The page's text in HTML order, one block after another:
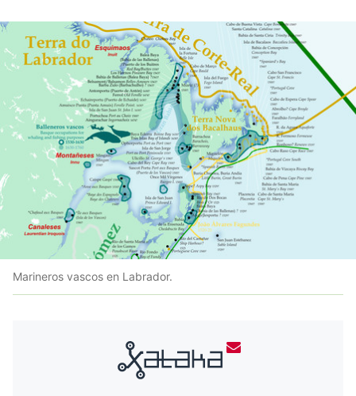
Marineros vascos en Labrador.